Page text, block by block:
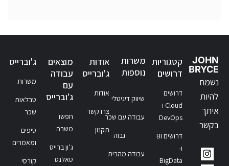
JOHN
BRYCE
נשמח
להיות
איתך
בקשר
קטגוריות
דרושים
דרושים
Cloud ו-
DevOps
דרושים BI
ו-
BigData
משרות
נוספות
שיווק דיגיטלי
עבודה עם שכר
גבוה
עבודה מהבית
אודות
ג'וברייס
אודות
צרו קשר
תקנון
מוצאים
עבודה
עם
ג'וברייס
חפשו
משרה
ג’ון ברייס
טאלנט
ג'וברייס
משרות
טבלאות
שכר
טיפים
ומאמרים
קורסי